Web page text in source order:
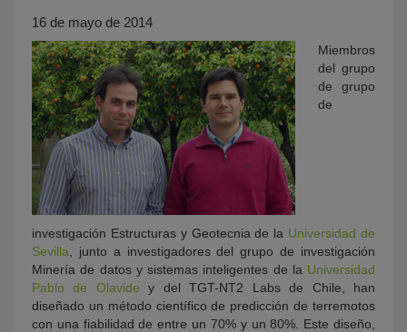
16 de mayo de 2014
Miembros
del grupo
de grupo
de
investigación Estructuras y Geotecnia de la Universidad de
Sevilla , junto a investigadores del grupo de investigación
Minería de datos y sistemas inteligentes de la Universidad
Pablo de Olavide y del TGT-NT2 Labs de Chile, han
diseñado un método científico de predicción de terremotos
con una fiabilidad de entre un 70% y un 80%. Este diseño,